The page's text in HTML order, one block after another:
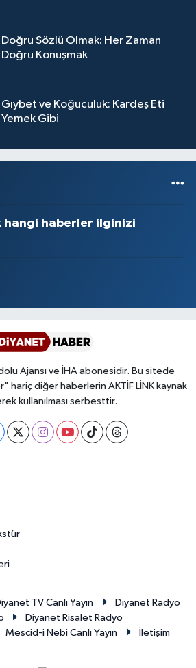
Doğru Sözlü Olmak: Her Zaman
Doğru Konuşmak
Gıybet ve Koğuculuk: Kardeş Eti
Yemek Gibi
hangi haberler ilginizi
Ajansı ve İHA abonesidir. Bu sitede
hariç diğer haberlerin AKTİF LİNK kaynak
kullanılması serbesttir.
TV Canlı Yayın
Diyanet Radyo
Diyanet Risalet Radyo
Mescid-i Nebi Canlı Yayın
İletişim